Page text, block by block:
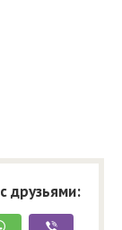
друзьями: